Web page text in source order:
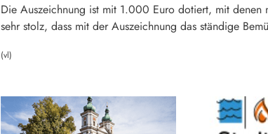
Die Auszeichnung ist mit 1.000 Euro dotiert, mit
sehr stolz, dass mit der Auszeichnung das ständige
(vl)